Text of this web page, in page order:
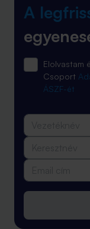
A
Elolvastam
Csoport
ÁSZF-ét